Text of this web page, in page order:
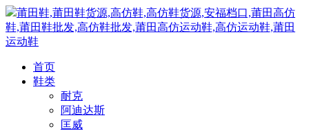
莆田鞋,莆田鞋货源,高仿鞋,高仿鞋货源,安福档口,莆田高仿
鞋,莆田鞋批发,高仿鞋批发,莆田高仿运动鞋,高仿运动鞋,莆田
运动鞋
首页
鞋类
耐克
阿迪达斯
匡威